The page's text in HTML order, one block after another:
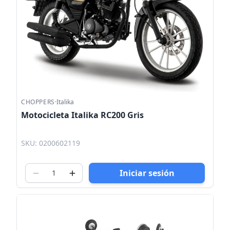
CHOPPERS·Italika
Motocicleta Italika RC200 Gris
SKU: 0200602119
Iniciar sesión